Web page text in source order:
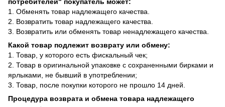
1. Обменять товар надлежащего качества.
2. Возвратить товар надлежащего качества.
3. Возвратить или обменять товар ненадлежащего качества.
Какой товар подлежит возврату или обмену:
1. Товар, у которого есть фискальный чек;
2. Товар в оригинальной упаковке с сохраненными бирками и
ярлыками, не бывший в употреблении;
3. Товар, после покупки которого не прошло 14 дней.
Процедура возврата и обмена товара надлежащего